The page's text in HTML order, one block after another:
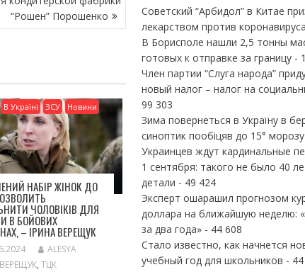
“Рошен” Порошенко
В Україні ЗСУ Новини
НАБІР ЖІНОК ДО
ЧОЛОВІКІВ ДЛЯ
В БОЙОВИХ
– ІРИНА ВЕРЕЩУК
ALESYA
ВЕРЕЩУК,ТЦК
Советский “Арбидол” в Китае
лекарством против коронавируса
В Борисполе нашли 2,5 тонны
готовых к отправке за границу-
Член партии “Слуга народа”
новый налог – налог на
99 303
Зима повернеться в Україну в
синоптик пообіцяв до 15° морозу
Украинцев ждут кардинальные
1 сентября: такого не было 40
детали - 49 424
Эксперт ошарашил прогнозом
доллара на ближайшую неделю:
за два года»- 44 608
Стало известно, как начнется
учебный год для школьников -